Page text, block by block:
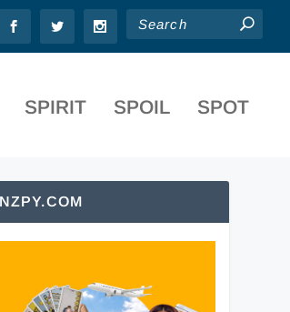
SPIRIT SPOIL SPOT
INZPY.COM